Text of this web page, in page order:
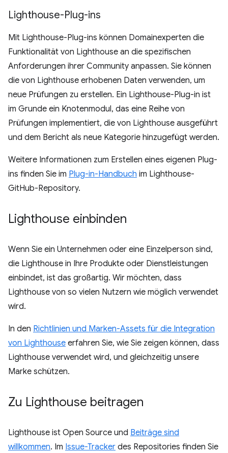
Lighthouse-Plug-ins
Mit Lighthouse-Plug-ins können Domainexperten die
Funktionalität von Lighthouse an die spezifischen
Anforderungen ihrer Community anpassen. Sie können
die von Lighthouse erhobenen Daten verwenden, um
neue Prüfungen zu erstellen. Ein Lighthouse-Plug-in ist
im Grunde ein Knotenmodul, das eine Reihe von
Prüfungen implementiert, die von Lighthouse ausgeführt
und dem Bericht als neue Kategorie hinzugefügt werden.
Weitere Informationen zum Erstellen eines eigenen Plug-
ins finden Sie im Plug-in-Handbuch im Lighthouse-
GitHub-Repository.
Lighthouse einbinden
Wenn Sie ein Unternehmen oder eine Einzelperson sind,
die Lighthouse in Ihre Produkte oder Dienstleistungen
einbindet, ist das großartig. Wir möchten, dass
Lighthouse von so vielen Nutzern wie möglich verwendet
wird.
In den Richtlinien und Marken-Assets für die Integration
von Lighthouse erfahren Sie, wie Sie zeigen können, dass
Lighthouse verwendet wird, und gleichzeitig unsere
Marke schützen.
Zu Lighthouse beitragen
Lighthouse ist Open Source und Beiträge sind
willkommen. Im Issue-Tracker des Repositories finden Sie